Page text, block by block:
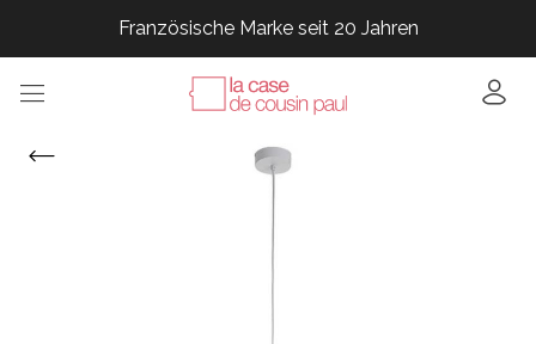
Französische Marke seit 20 Jahren
Französische Marke seit 20 Jahren
Französische Marke seit 20 Jahren